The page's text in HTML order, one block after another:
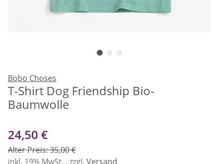
Bobo Choses
T-Shirt Dog Friendship Bio-
Baumwolle
24,50 €
Alter Preis: 35,00 €
inkl. 19% MwSt. , zzgl. Versand